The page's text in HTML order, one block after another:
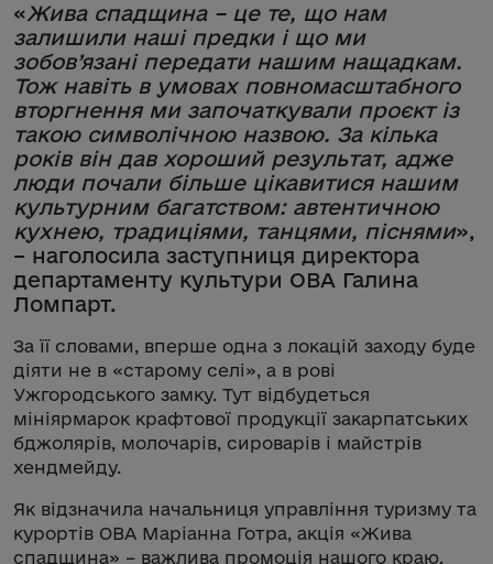
«Жива спадщина – це те, що нам
залишили наші предки і що ми
зобов’язані передати нашим нащадкам.
Тож навіть в умовах повномасштабного
вторгнення ми започаткували проєкт із
такою символічною назвою. За кілька
років він дав хороший результат, адже
люди почали більше цікавитися нашим
культурним багатством: автентичною
кухнею, традиціями, танцями, піснями»,
– наголосила заступниця директора
департаменту культури ОВА Галина
Ломпарт.
За її словами, вперше одна з локацій заходу буде
діяти не в «старому селі», а в рові
Ужгородського замку. Тут відбудеться
мініярмарок крафтової продукції закарпатських
бджолярів, молочарів, сироварів і майстрів
хендмейду.
Як відзначила начальниця управління туризму та
курортів ОВА Маріанна Готра, акція «Жива
спадщина» – важлива промоція нашого краю.